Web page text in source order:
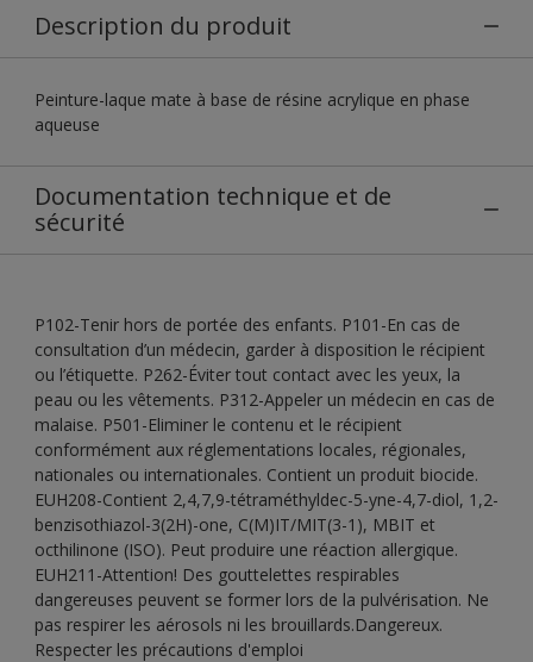
Description du produit
Peinture-laque mate à base de résine acrylique en phase
aqueuse
Documentation technique et de
sécurité
P102-Tenir hors de portée des enfants. P101-En cas de
consultation d’un médecin, garder à disposition le récipient
ou l’étiquette. P262-Éviter tout contact avec les yeux, la
peau ou les vêtements. P312-Appeler un médecin en cas de
malaise. P501-Eliminer le contenu et le récipient
conformément aux réglementations locales, régionales,
nationales ou internationales. Contient un produit biocide.
EUH208-Contient 2,4,7,9-tétraméthyldec-5-yne-4,7-diol, 1,2-
benzisothiazol-3(2H)-one, C(M)IT/MIT(3-1), MBIT et
octhilinone (ISO). Peut produire une réaction allergique.
EUH211-Attention! Des gouttelettes respirables
dangereuses peuvent se former lors de la pulvérisation. Ne
pas respirer les aérosols ni les brouillards.Dangereux.
Respecter les précautions d'emploi